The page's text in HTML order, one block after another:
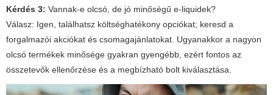
Kérdés 3: Vannak-e olcsó, de jó minőségű e-liquidek?
Válasz: Igen, találhatsz költséghatékony opciókat; keresd a
forgalmazói akciókat és csomagajánlatokat. Ugyanakkor a nagyon
olcsó termékek minősége gyakran gyengébb, ezért fontos az
összetevők ellenőrzése és a megbízható bolt kiválasztása.